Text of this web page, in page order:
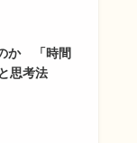
か 「時間
思考法